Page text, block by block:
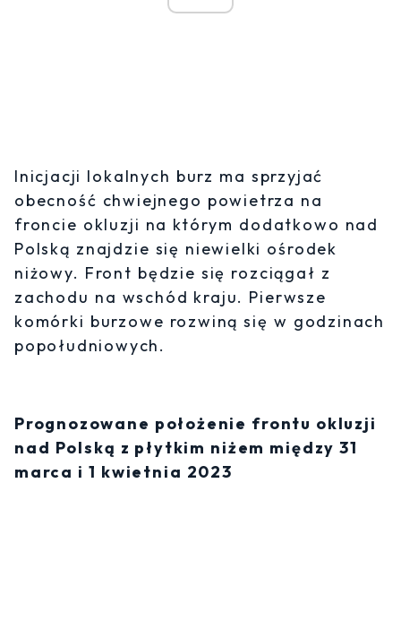
Inicjacji lokalnych burz ma sprzyjać
obecność chwiejnego powietrza na
froncie okluzji na którym dodatkowo nad
Polską znajdzie się niewielki ośrodek
niżowy. Front będzie się rozciągał z
zachodu na wschód kraju. Pierwsze
komórki burzowe rozwiną się w godzinach
popołudniowych.
Prognozowane położenie frontu okluzji
nad Polską z płytkim niżem między 31
marca i 1 kwietnia 2023